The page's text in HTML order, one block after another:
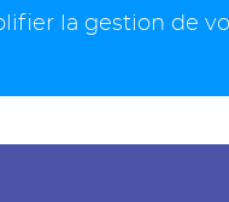
la gestion de